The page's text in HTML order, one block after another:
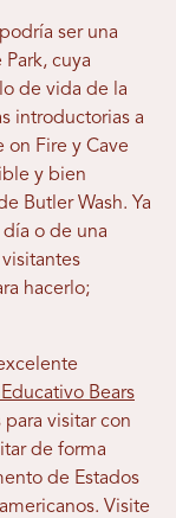
ser una
cuya
de vida de la
introductorias a
on Fire y Cave
y bien
Butler Wash. Ya
o de una
hacerlo;
Bears
visitar con
de forma
de Estados
Visite